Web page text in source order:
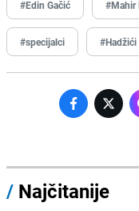
#Edin Gačić #Mahir
#specijalci #Hadžići
/ Najčitanije